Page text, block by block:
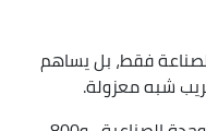
فقط، بل يساهم
شبه معزولة.